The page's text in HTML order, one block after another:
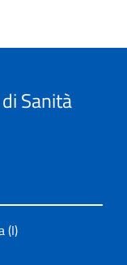
Sanità
(I)